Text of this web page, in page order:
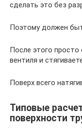
сделать это без
Поэтому должен
После этого
вентиля и
Поверх всего
Типовые
поверхности